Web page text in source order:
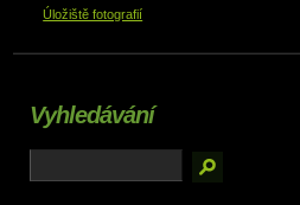
Úložiště fotografií
Vyhledávání